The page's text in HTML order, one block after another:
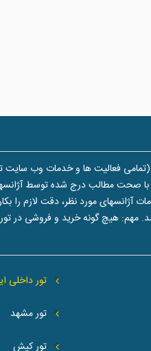
فعالیت ها و خدمات وب سایت
صحت مطالب درج شده توسط
مورد نظر، دقت لازم را
مهم: هیچ گونه خرید و فروشی در
تور داخلی
تور مشهد
تور کیش